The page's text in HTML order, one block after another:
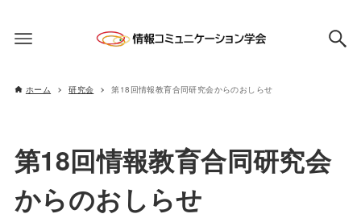
ホーム 研究会 第18回情報教育合同研究会からのおしらせ
第18回情報教育合同研究会
からのおしらせ